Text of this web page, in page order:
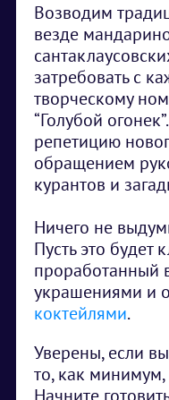
Возводим
везде
затребовать с
творческому
“Голубой
репетицию
обращением
курантов и
Ничего не
Пусть это будет
проработанный
украшениями и
коктейлями.
Уверены, если
то, как